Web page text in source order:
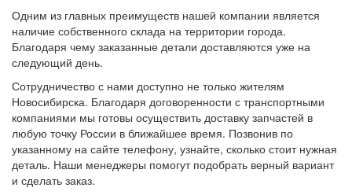
Одним из главных преимуществ нашей компании является
наличие собственного склада на территории города.
Благодаря чему заказанные детали доставляются уже на
следующий день.
Сотрудничество с нами доступно не только жителям
Новосибирска. Благодаря договоренности с транспортными
компаниями мы готовы осуществить доставку запчастей в
любую точку России в ближайшее время. Позвонив по
указанному на сайте телефону, узнайте, сколько стоит нужная
деталь. Наши менеджеры помогут подобрать верный вариант
и сделать заказ.